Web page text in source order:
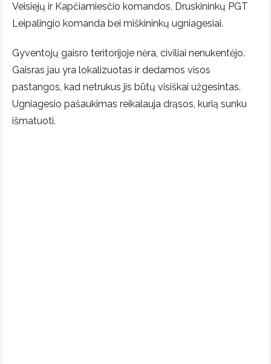
Veisiejų ir Kapčiamiesčio komandos, Druskininkų PGT
Leipalingio komanda bei miškininkų ugniagesiai.
Gyventojų gaisro teritorijoje nėra, civiliai nenukentėjo.
Gaisras jau yra lokalizuotas ir dedamos visos
pastangos, kad netrukus jis būtų visiškai užgesintas.
Ugniagesio pašaukimas reikalauja drąsos, kurią sunku
išmatuoti.